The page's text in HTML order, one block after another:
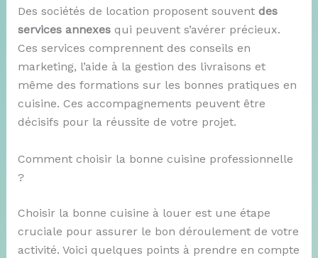
Des sociétés de location proposent souvent des
services annexesqui peuvent s’avérer précieux.
Ces services comprennent des conseils en
marketing, l’aide à la gestion des livraisons et
même des formations sur les bonnes pratiques en
cuisine. Ces accompagnements peuvent être
décisifs pour la réussite de votre projet.
Comment choisir la bonne cuisine professionnelle
?
Choisir la bonne cuisine à louer est une étape
cruciale pour assurer le bon déroulement de votre
activité. Voici quelques points à prendre en compte